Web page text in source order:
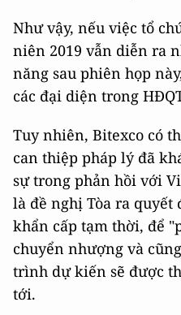
Như vậy, nếu việc tổ
niên 2019 vẫn diễn ra
năng sau phiên họp
các đại diện trong
Tuy nhiên, Bitexco có
can thiệp pháp lý đã
sự trong phản hồi với
là đề nghị Tòa ra
khẩn cấp tạm thời, để
chuyển nhượng và
trình dự kiến sẽ được
tới.